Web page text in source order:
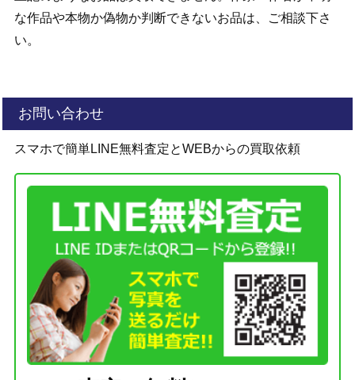
な作品や本物か偽物か判断できないお品は、ご相談下さ
い。
お問い合わせ
スマホで簡単LINE無料査定とWEBからの買取依頼